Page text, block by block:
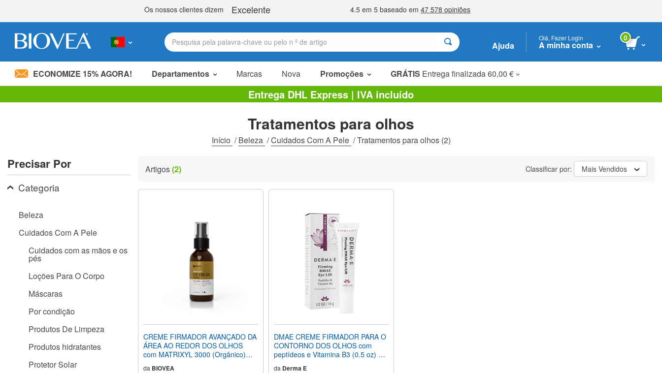
Observação:
acessibilidade.
Pressione
Control-
F11
deficiências
Pressione
Ajuda
Olá, Fazer Login
A minha conta
0
ECONOMIZE 15% AGORA! Departamentos Marcas Nova Promoções GRÁTIS Entrega finalizada 60,00 € »
Artigos em promoção
Pacotes promocionais
Liquidaçao
Entrega DHL Express | IVA incluído
Tratamentos para olhos
Início /Beleza /Cuidados Com A Pele /Tratamentos para olhos(2)
Precisar Por
Categoria
Beleza
Cuidados Com A Pele
Cuidados com as mãos e os
pés
Loções Para O Corpo
Máscaras
Por condição
Produtos De Limpeza
Produtos hidratantes
Protetor Solar
Artigos(2) Classificar por: Mais Vendidos
CREME FIRMADOR AVANÇADO DA
ÁREA AO REDOR DOS OLHOS
com MATRIXYL 3000 (Orgânico)
da BIOVEA
DMAE CREME FIRMADOR PARA O
CONTORNO DOS OLHOS com
peptídeos e Vitamina B3 (0.5 oz) 14
da Derma E